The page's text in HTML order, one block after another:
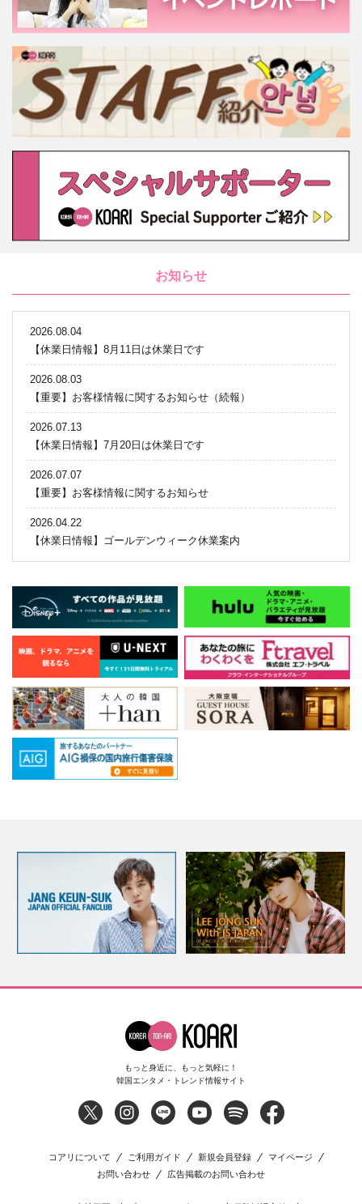
お知らせ
2026.08.04
【休業日情報】8月11日は休業日です
2026.08.03
【重要】お客様情報に関するお知らせ（続報）
2026.07.13
【休業日情報】7月20日は休業日です
2026.07.07
【重要】お客様情報に関するお知らせ
2026.04.22
【休業日情報】ゴールデンウィーク休業案内
もっと身近に、もっと気軽に！
韓国エンタメ・トレンド情報サイト
コアリについて ご利用ガイド 新規会員登録
マイページ
お問い合わせ
広告掲載のお問い合わせ